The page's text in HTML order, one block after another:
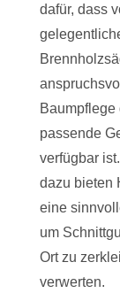
dafür, dass
Baumpflege
passende
verfügbar
dazu bieten
eine
um
Ort zu
verwerten.